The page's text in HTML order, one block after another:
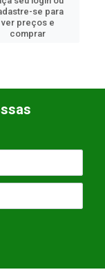
se para
ver preços e
comprar